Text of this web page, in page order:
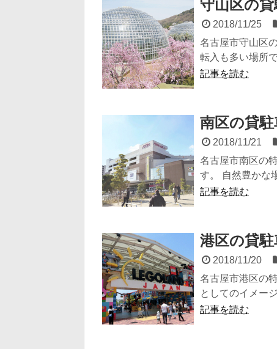
守山区の
2018/11/25
名古屋市守山区
転入も多い場所
記事を読む
南区の貸
2018/11/21
名古屋市南区の
す。 自然豊かな
記事を読む
港区の貸
2018/11/20
名古屋市港区の
としてのイメー
記事を読む